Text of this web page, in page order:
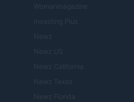
Womanmagazine
Investing Plus
Newz
Newz US
Newz California
Newz Texas
Newz Florida